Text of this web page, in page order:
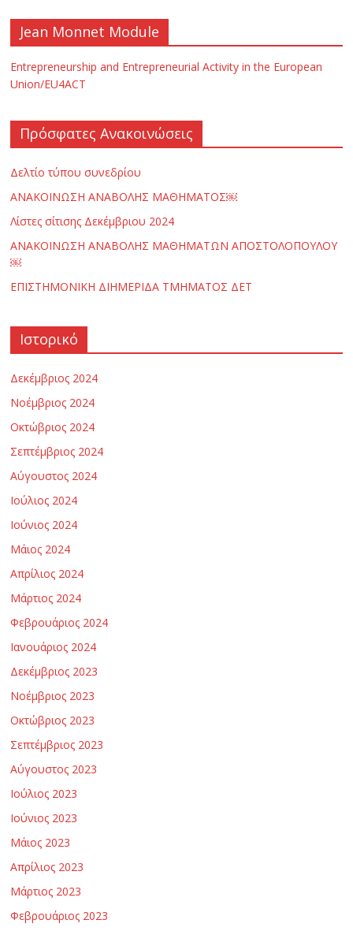
ν
ο
λ
ο
γ
ί
α
ς
Jean Monnet Module
Entrepreneurship and Entrepreneurial Activity in the European
Union/EU4ACT
Πρόσφατες Ανακοινώσεις
Δελτίο τύπου συνεδρίου
ΑΝΑΚΟΙΝΩΣΗ ΑΝΑΒΟΛΗΣ ΜΑΘΗΜΑΤΟΣ￼
Λίστες σίτισης Δεκέμβριου 2024
ΑΝΑΚΟΙΝΩΣΗ ΑΝΑΒΟΛΗΣ ΜΑΘΗΜΑΤΩΝ ΑΠΟΣΤΟΛΟΠΟΥΛΟΥ
￼
ΕΠΙΣΤΗΜΟΝΙΚΗ ΔΙΗΜΕΡΙΔΑ ΤΜΗΜΑΤΟΣ ΔΕΤ
Ιστορικό
Δεκέμβριος 2024
Νοέμβριος 2024
Οκτώβριος 2024
Σεπτέμβριος 2024
Αύγουστος 2024
Ιούλιος 2024
Ιούνιος 2024
Μάιος 2024
Απρίλιος 2024
Μάρτιος 2024
Φεβρουάριος 2024
Ιανουάριος 2024
Δεκέμβριος 2023
Νοέμβριος 2023
Οκτώβριος 2023
Σεπτέμβριος 2023
Αύγουστος 2023
Ιούλιος 2023
Ιούνιος 2023
Μάιος 2023
Απρίλιος 2023
Μάρτιος 2023
Φεβρουάριος 2023